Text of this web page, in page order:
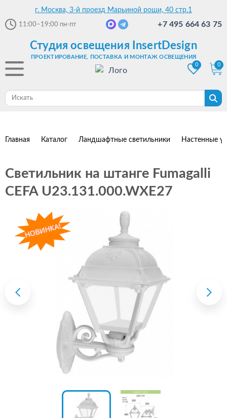
г. Москва, 3-й проезд Марьиной рощи, 40 стр.1
11:00–19:00 пн-пт +7 495 664 63 75
Студия освещения InsertDesign
ПРОЕКТИРОВАНИЕ, ПОСТАВКА И МОНТАЖ ОСВЕЩЕНИЯ
0
0
Главная Каталог Ландшафтные светильники Настенные
Светильник на штанге Fumagalli
CEFA U23.131.000.WXE27